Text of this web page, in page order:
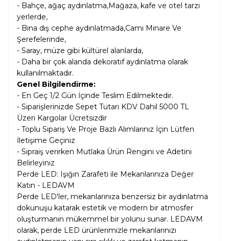
- Bahçe, ağaç aydınlatma,Mağaza, kafe ve otel tarzı
yerlerde,
- Bina dış cephe aydınlatmada,Cami Minare Ve
Şerefelerinde,
- Saray, müze gibi kültürel alanlarda,
- Daha bir çok alanda dekoratif aydınlatma olarak
kullanılmaktadır.
Genel Bilgilendirme:
- En Geç 1/2 Gün İçinde Teslim Edilmektedir.
- Siparişlerinizde Sepet Tutarı KDV Dahil 5000 TL
Üzeri Kargolar Ücretsizdir
- Toplu Sipariş Ve Proje Bazlı Alımlarınız İçin Lütfen
İletişime Geçiniz
- Sipraiş verirken Mutlaka Ürün Rengini ve Adetini
Belirleyiniz
Perde LED: Işığın Zarafeti ile Mekanlarınıza Değer
Katın - LEDAVM
Perde LED'ler, mekanlarınıza benzersiz bir aydınlatma
dokunuşu katarak estetik ve modern bir atmosfer
oluşturmanın mükemmel bir yolunu sunar. LEDAVM
olarak, perde LED ürünlerimizle mekanlarınızı